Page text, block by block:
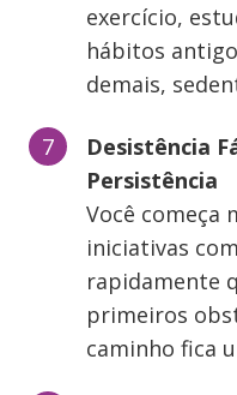
exercício,
hábitos
demais,
Desistência
Persistência
Você começa
iniciativas
rapidamente
primeiros
caminho fica